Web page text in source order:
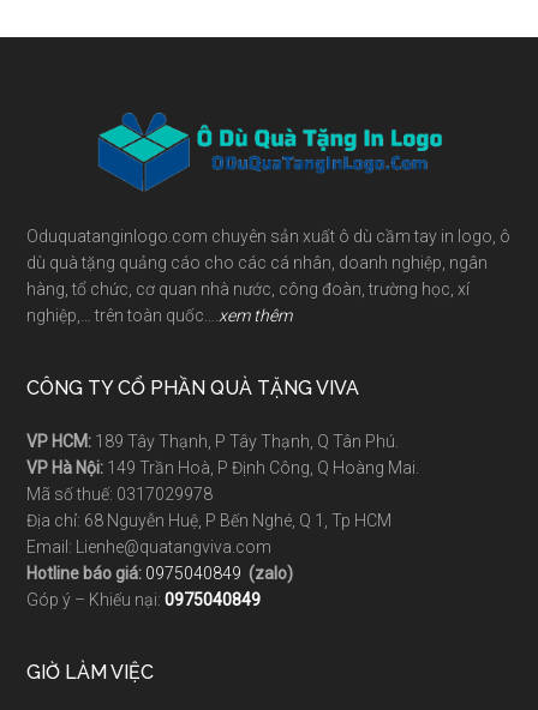
Footer
Oduquatanginlogo.com chuyên sản xuất ô dù cầm tay in logo, ô
dù quà tặng quảng cáo cho các cá nhân, doanh nghiệp, ngân
hàng, tổ chức, cơ quan nhà nước, công đoàn, trường học, xí
nghiệp,… trên toàn quốc…. xem thêm
CÔNG TY CỔ PHẦN QUÀ TẶNG VIVA
VP HCM: 189 Tây Thạnh, P Tây Thạnh, Q Tân Phú.
VP Hà Nội: 149 Trần Hoà, P Định Công, Q Hoàng Mai.
Mã số thuế: 0317029978
Địa chỉ: 68 Nguyễn Huệ, P Bến Nghé, Q 1, Tp HCM
Email: Lienhe@quatangviva.com
Hotline báo giá: 0975040849 (zalo)
Góp ý – Khiếu nại:0975040849
GIỜ LÀM VIỆC